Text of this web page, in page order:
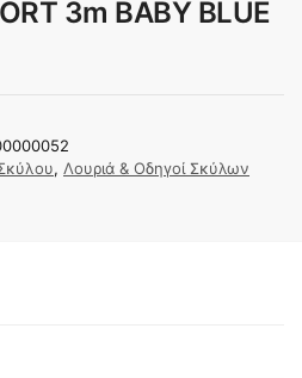
3m BABY BLUE
, Λουριά & Οδηγοί Σκύλων